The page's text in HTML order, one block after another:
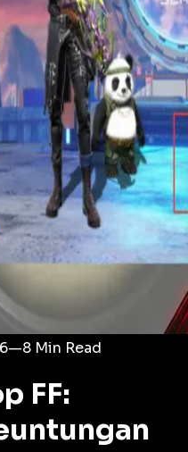
—8 Min Read
FF: